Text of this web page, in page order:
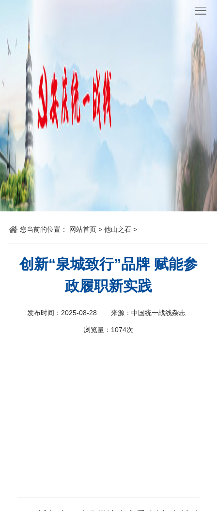
讯
动
态
关
党
建
他
山
之
石
理
论
园
地
统
战
百
您当前的位置： 网站首页 > 他山之石 >
创新“泉城致行”品牌 赋能参
政履职新实践
发布时间：2025-08-28 来源：中国统一战线杂志
浏览量： 1074次